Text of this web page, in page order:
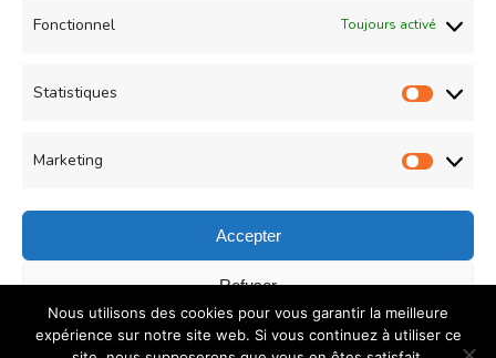
Fonctionnel Toujours activé
Statistiques
Marketing
Accepter
Refuser
Enregistrer les préférences
Coeurs
confiture
fraise
Read More
© Copyright 2026COUZINA.fr : Cuisine du Monde. All
Rights Reserved.Recipe Quest | Developed ByWP
Delicious. Powered byWordPress. Politique de
Nous utilisons des cookies pour vous garantir la meilleure
expérience sur notre site web. Si vous continuez à utiliser ce